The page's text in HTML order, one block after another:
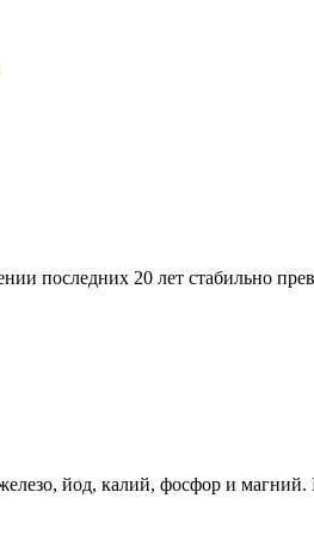
последних 20 лет стабильно
йод, калий, фосфор и